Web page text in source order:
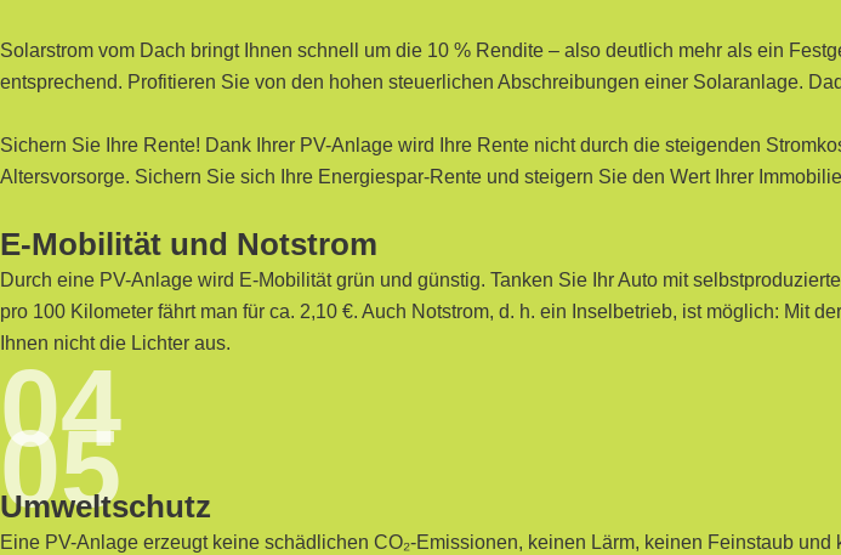
Solarstrom vom Dach bringt Ihnen schnell um die 10 % Rendite – also deutlich mehr als ein
entsprechend. Profitieren Sie von den hohen steuerlichen Abschreibungen einer Solaranlage.
Sichern Sie Ihre Rente! Dank Ihrer PV-Anlage wird Ihre Rente nicht durch die steigenden
Altersvorsorge. Sichern Sie sich Ihre Energiespar-Rente und steigern Sie den Wert Ihrer
E-Mobilität und Notstrom
Durch eine PV-Anlage wird E-Mobilität grün und günstig. Tanken Sie Ihr Auto mit
pro 100 Kilometer fährt man für ca. 2,10 €. Auch Notstrom, d. h. ein Inselbetrieb, ist möglich: Mit
Ihnen nicht die Lichter aus.
04
05
Umweltschutz
Eine PV-Anlage erzeugt keine schädlichen CO₂-Emissionen, keinen Lärm, keinen Feinstaub